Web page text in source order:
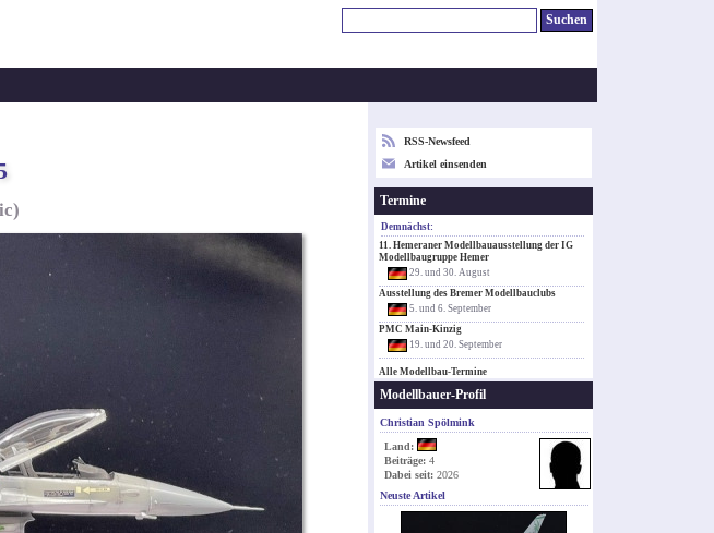
RSS-Newsfeed
Artikel einsenden
Termine
Demnächst:
11. Hemeraner Modellbauausstellung der IG
Modellbaugruppe Hemer
29. und 30. August
Ausstellung des Bremer Modellbauclubs
5. und 6. September
PMC Main-Kinzig
19. und 20. September
Alle Modellbau-Termine
Modellbauer-Profil
Christian Spölmink
Land:
Beiträge: 4
Dabei seit: 2026
Neuste Artikel